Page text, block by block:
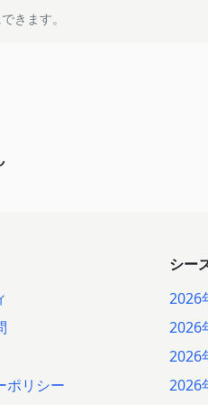
きます。
ポリシー
シー
2026
2026
2026
2026